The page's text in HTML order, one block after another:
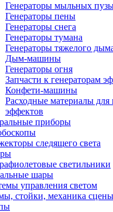
Генераторы мыльных
Генераторы пены
Генераторы снега
Генераторы тумана
Генераторы тяжелого
Дым-машины
Генераторы огня
Запчасти к генераторам
Конфети-машины
Расходные материалы для
эффектов
приборы
следящего света
светильники
шары
управления светом
стойки, механика сцены